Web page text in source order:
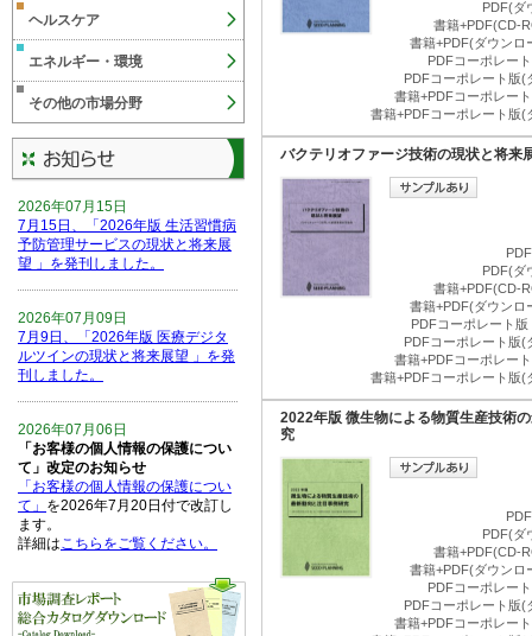
PDF(ダ
書籍+PDF(CD-
書籍+PDF(ダウンロ
PDFコーポレー
PDFコーポレート版(
書籍+PDFコーポレー
書籍+PDFコーポレート版(
バクテリオファージ技術の現状と将来
PDF(ダ
書籍+PDF(CD-
書籍+PDF(ダウンロ
PDFコーポレート
PDFコーポレート版(
書籍+PDFコーポレー
書籍+PDFコーポレート版(
2022年版 微生物による物質生産技術
究
PDF(ダ
書籍+PDF(CD-
書籍+PDF(ダウンロ
PDFコーポレー
PDFコーポレート版(
書籍+PDFコーポレー
ヘルスケア
エネルギー・環境
その他の市場分野
2026年07月15日
7月15日、「2026年版 生活習慣病
予防管理サービスの現状と将来展
望 」を発刊しました。
2026年07月09日
7月9日、「2026年版 医療デジタ
ルツインの現状と将来展望 」を発
刊しました。
2026年07月06日
「お客様の個人情報の保護につい
て」改定のお知らせ
「お客様の個人情報の保護につい
て」 を2026年7月20日付で改訂し
ます。
詳細はこちらをご覧ください。
2026年06月15日
6月15日、「中国の医療保険医薬